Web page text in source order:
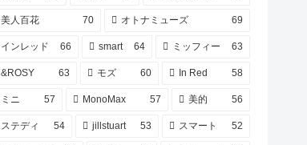
美人百花 70 オトナミューズ 69
インレッド 66 smart 64 ミッフィー 63
&ROSY 63 モズ 60 In Red 58
ミニ 57 MonoMax 57 美的 56
ステディ 54 jillstuart 53 スマート 52